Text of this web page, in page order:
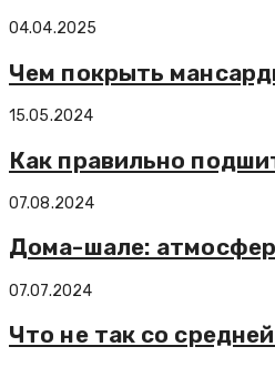
04.04.2025
Чем покрыть
15.05.2024
Как правильно
07.08.2024
Дома-шале:
07.07.2024
Что не так со